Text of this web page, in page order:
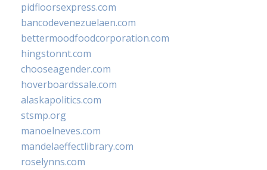
pidfloorsexpress.com
bancodevenezuelaen.com
bettermoodfoodcorporation.com
hingstonnt.com
chooseagender.com
hoverboardssale.com
alaskapolitics.com
stsmp.org
manoelneves.com
mandelaeffectlibrary.com
roselynns.com